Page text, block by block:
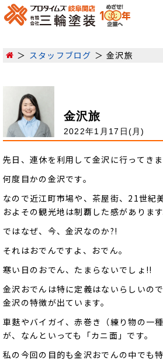
スタッフブログ 金沢旅
金沢旅
2022年1月17日(月)
先日、連休を利用して金沢に行ってきま
何度目かの金沢です。
なので近江町市場や、茶屋街、21世紀
およその観光地は制覇した感があります
ではなぜ、今、金沢なのか?!
それはおでんですよ、おでん。
寒い日のおでん、たまらないでしょ!!
金沢おでんは特に定義はないらしいの
金沢の特徴が出ています。
車麩やバイガイ、赤巻き（練り物の一
が、なんといっても「カニ面」です。
私の今回の目的も金沢おでんの中でも